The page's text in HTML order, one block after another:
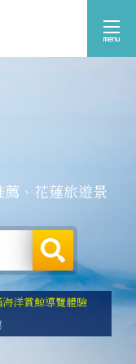
、花蓮旅遊景
洋賞鯨導覽體驗